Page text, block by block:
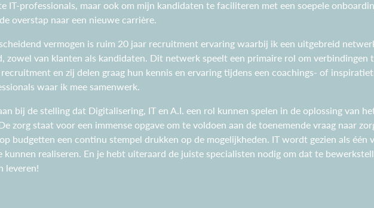
IT-professionals, maar ook om mijn kandidaten te faciliteren met een soepele
overstap naar een nieuwe carrière.
vermogen is ruim 20 jaar recruitment ervaring waarbij ik een uitgebreid
zowel van klanten als kandidaten. Dit netwerk speelt een primaire rol om verbindingen
en zij delen graag hun kennis en ervaring tijdens een coachings- of
waar ik mee samenwerk.
bij de stelling dat Digitalisering, IT en A.I. een rol kunnen spelen in de oplossing van
zorg staat voor een immense opgave om te voldoen aan de toenemende vraag naar
budgetten een continu stempel drukken op de mogelijkheden. IT wordt gezien als één
kunnen realiseren. En je hebt uiteraard de juiste specialisten nodig om dat te
leveren!